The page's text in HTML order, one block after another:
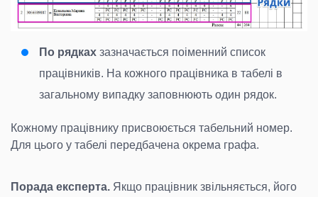
По рядках зазначається поіменний список
працівників. На кожного працівника в табелі в
загальному випадку заповнюють один рядок.
Кожному працівнику присвоюється табельний номер.
Для цього у табелі передбачена окрема графа.
Порада експерта. Якщо працівник звільняється, його